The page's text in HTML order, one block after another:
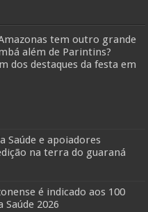
tem outro grande
além de Parintins?
dos destaques da festa em
Saúde e apoiadores
na terra do guaraná
é indicado aos 100
2026